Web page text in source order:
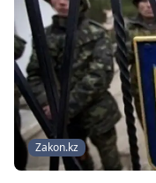
Zakon.kz